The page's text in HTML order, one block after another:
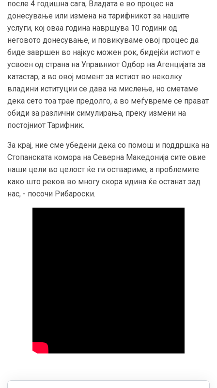
после 4 годишна сага, Владата е во процес на
донесување или измена на тарифникот за нашите
услуги, кој оваа година навршува 10 години од
неговото донесување, и повикуваме овој процес да
биде завршен во најкус можен рок, бидејќи истиот е
усвоен од страна на Управниот Одбор на Агенцијата за
катастар, а во овој момент за истиот во неколку
владини иституции се дава на мислење, но сметаме
дека сето тоа трае предолго, а во меѓувреме се прават
обиди за различни симулирања, преку измени на
постојниот Тарифник.
За крај, ние сме убедени дека со помош и поддршка на
Стопанската комора на Северна Македонија сите овие
наши цели во целост ќе ги оствариме, а проблемите
како што реков во многу скора идина ќе останат зад
нас, - посочи Рибароски.